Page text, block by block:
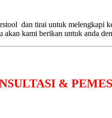
dan tirai untuk melengkapi
kami berikan untuk anda
&